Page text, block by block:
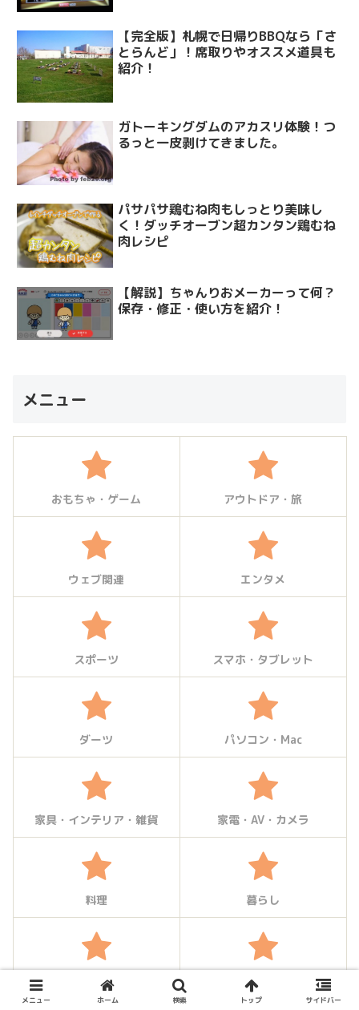
【完全版】札幌で日帰りBBQなら「さ
とらんど」！席取りやオススメ道具も
紹介！
ガトーキングダムのアカスリ体験！つ
るっと一皮剥けてきました。
パサパサ鶏むね肉もしっとり美味し
く！ダッチオーブン超カンタン鶏むね
肉レシピ
【解説】ちゃんりおメーカーって何？
保存・修正・使い方を紹介！
メニュー
おもちゃ・ゲーム アウトドア・旅
ウェブ関連 エンタメ
スポーツ スマホ・タブレット
ダーツ パソコン・Mac
家具・インテリア・雑貨 家電・AV・カメラ
料理 暮らし
本・雑誌 筋トレダイエット
メニュー ホーム 検索 トップ サイドバー